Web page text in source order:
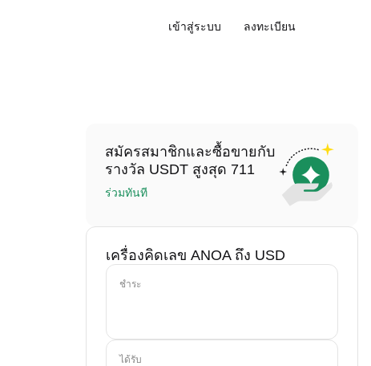
เข้าสู่ระบบ ลงทะเบียน
สมัครสมาชิกและซื้อขายกับ
รางวัล USDT สูงสุด 711
ร่วมทันที
เครื่องคิดเลข ANOA ถึง USD
ชำระ
ได้รับ